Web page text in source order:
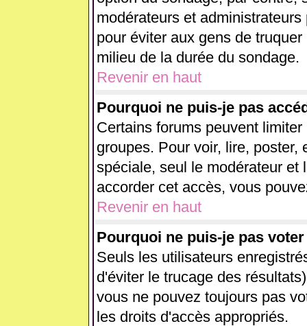
modérateurs et
pour éviter aux gens de
milieu de la durée du sondage.
Revenir en haut
Pourquoi ne puis-je pas
Certains forums peuvent
groupes. Pour voir, lire,
spéciale, seul le modérateur et
accorder cet accès, vous
Revenir en haut
Pourquoi ne puis-je pas
Seuls les utilisateurs
d'éviter le trucage des
vous ne pouvez toujours pas
les droits d'accès appropriés.